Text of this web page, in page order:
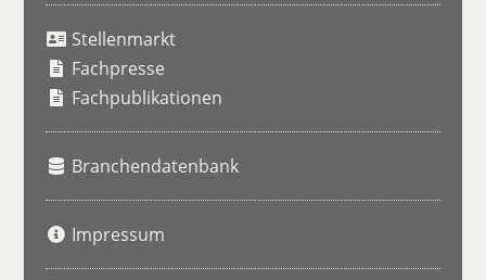
Stellenmarkt
Fachpresse
Fachpublikationen
Branchendatenbank
Impressum